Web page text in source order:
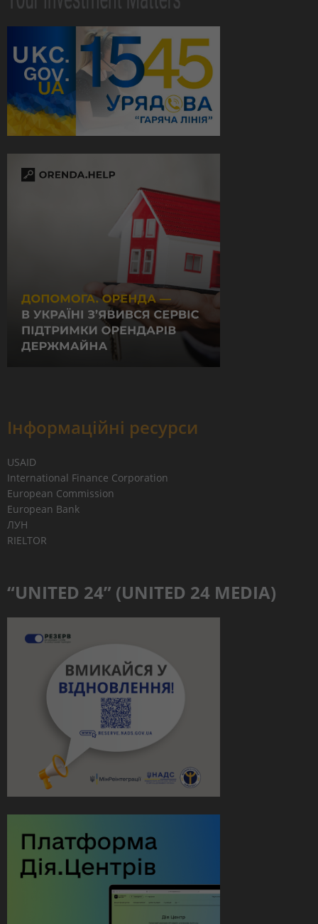
Інформаційні ресурси
USAID
International Finance Corporation
European Commission
European Bank
ЛУН
RIELTOR
“UNITED 24” (UNITED 24 MEDIA)